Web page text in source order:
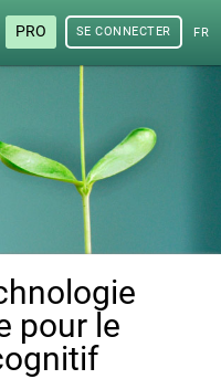
PRO SE CONNECTER
pour le